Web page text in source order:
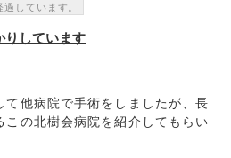
しています。
りしています
て他病院で手術をしましたが、長
この北樹会病院を紹介してもらい